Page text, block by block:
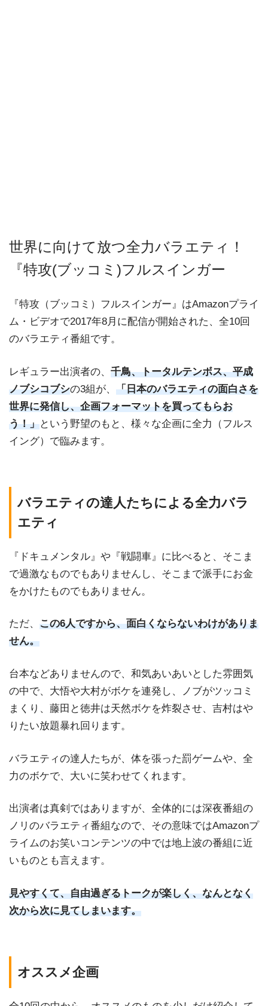
世界に向けて放つ全力バラエティ！
『特攻(ブッコミ)フルスインガー
『特攻（ブッコミ）フルスインガー』はAmazonプライ
ム・ビデオで2017年8月に配信が開始された、全10回
のバラエティ番組です。
レギュラー出演者の、 千鳥、トータルテンボス、平成
ノブシコブシの3組が、 「日本のバラエティの面白さを
世界に発信し、企画フォーマットを買ってもらお
う！」という野望のもと、様々な企画に全力（フルス
イング）で臨みます。
バラエティの達人たちによる全力バラ
エティ
『ドキュメンタル』や『戦闘車』に比べると、そこま
で過激なものでもありませんし、そこまで派手にお金
をかけたものでもありません。
ただ、 この6人ですから、面白くならないわけがありま
せん。
台本などありませんので、和気あいあいとした雰囲気
の中で、大悟や大村がボケを連発し、ノブがツッコミ
まくり、藤田と徳井は天然ボケを炸裂させ、吉村はや
りたい放題暴れ回ります。
バラエティの達人たちが、体を張った罰ゲームや、全
力のボケで、大いに笑わせてくれます。
出演者は真剣ではありますが、全体的には深夜番組の
ノリのバラエティ番組なので、その意味ではAmazonプ
ライムのお笑いコンテンツの中では地上波の番組に近
いものとも言えます。
見やすくて、自由過ぎるトークが楽しく、なんとなく
次から次に見てしまいます。
オススメ企画